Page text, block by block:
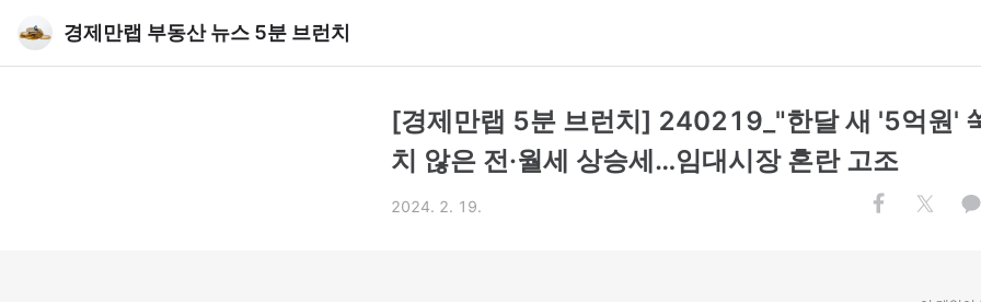
경제만랩 부동산 뉴스 5분 브런치
[경제만랩 5분 브런치] 240219_"한달 새 '5억원'
치 않은 전·월세 상승세…임대시장 혼란 고조
2024. 2. 19.